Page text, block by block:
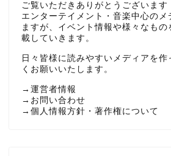
ご覧いただきありがとうございます
エンターテイメント・音楽中心のメ
ますが、イベント情報や様々なもの
載していきます。
日々皆様に読みやすいメディアを作
くお願いいたします。
→ 運営者情報
→ お問い合わせ
→ 個人情報方針・著作権について